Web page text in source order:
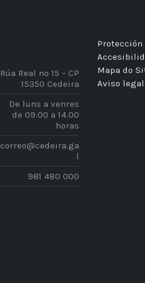
Rúa Real nº 15 – CP
15350 Cedeira
De luns a venres
de 09.00 a 14.00
horas
correo@cedeira.ga
l
981 480 000
Protección
Mapa do
Aviso legal